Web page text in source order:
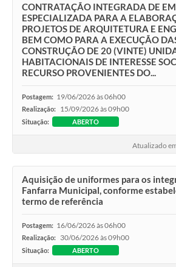
CONTRATAÇÃO INTEGRADA DE
ESPECIALIZADA PARA A
PROJETOS DE ARQUITETURA E
BEM COMO PARA A EXECUÇÃO
CONSTRUÇÃO DE 20 (VINTE)
HABITACIONAIS DE INTERESSE
RECURSO PROVENIENTES DO...
Postagem: 19/06/2026 às 06h00
Realização: 15/09/2026 às 09h00
Situação: ABERTO
Atualizado
Aquisição de uniformes para os
Fanfarra Municipal, conforme
termo de referência
Postagem: 16/06/2026 às 06h00
Realização: 30/06/2026 às 09h00
Situação: ABERTO